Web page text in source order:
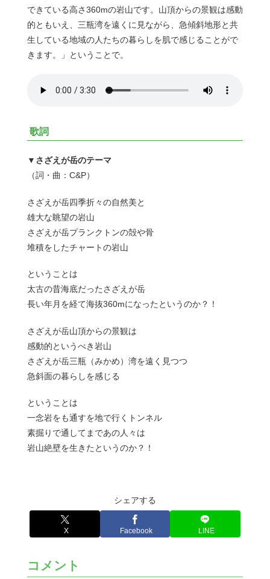
できている高さ360mの岩山です。山頂からの景観は感動
的ともいえ、三瓶湾を遠くに見ながら、急傾斜地形と共
生している地域の人たちの暮らしを肌で感じることがで
きます。」ということで。
歌詞
▼さざえが岳のテーマ
（詞・曲：C&P）
さざえが岳四季折々の自然美と
雄大な眺望の岩山
さざえが岳プランクトンの殻や骨
堆積をしたチャートの岩山
ということは
太古の昔海底だったさざえが岳
長い年月を経て海抜360mになったというのか？！
さざえが岳山頂からの景観は
感動的というべき岩山
さざえが岳三瓶（みかめ）湾を遠く見つつ
急斜面の暮らしを感じる
ということは
一念岩をも通すを地で行くトンネル
素掘りで通してまであの人々は
岩山絶壁を生きたというのか？！
シェアする
X Facebook LINE
コメント